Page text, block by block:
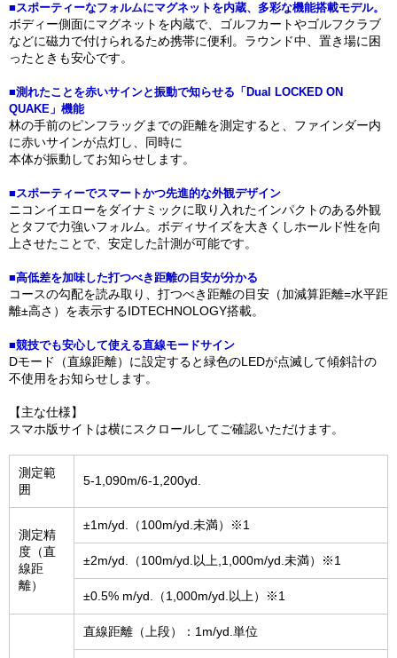
■スポーティーなフォルムにマグネットを内蔵、多彩な機能搭載モデル。
ボディー側面にマグネットを内蔵で、ゴルフカートやゴルフクラブ
などに磁力で付けられるため携帯に便利。ラウンド中、置き場に困
ったときも安心です。
■測れたことを赤いサインと振動で知らせる「Dual LOCKED ON
QUAKE」機能
林の手前のピンフラッグまでの距離を測定すると、ファインダー内
に赤いサインが点灯し、同時に
本体が振動してお知らせします。
■スポーティーでスマートかつ先進的な外観デザイン
ニコンイエローをダイナミックに取り入れたインパクトのある外観
とタフで力強いフォルム。ボディサイズを大きくしホールド性を向
上させたことで、安定した計測が可能です。
■高低差を加味した打つべき距離の目安が分かる
コースの勾配を読み取り、打つべき距離の目安（加減算距離=水平距
離±高さ）を表示するIDTECHNOLOGY搭載。
■競技でも安心して使える直線モードサイン
Dモード（直線距離）に設定すると緑色のLEDが点滅して傾斜計の
不使用をお知らせします。
【主な仕様】
スマホ版サイトは横にスクロールしてご確認いただけます。
測定範
囲
5-1,090m/6-1,200yd.
測定精
度（直
線距
離）
±1m/yd.（100m/yd.未満）※1
±2m/yd.（100m/yd.以上,1,000m/yd.未満）※1
±0.5% m/yd.（1,000m/yd.以上）※1
直線距離（上段）：1m/yd.単位